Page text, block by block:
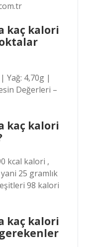
kaç kalori
Yağ: 4,70g |
Değerleri –
kaç kalori
kcal kalori ,
25 gramlık
98 kalori
kaç kalori